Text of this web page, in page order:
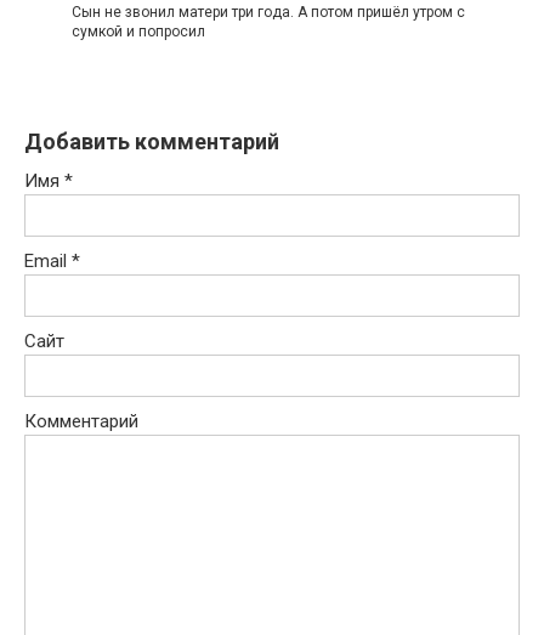
Сын не звонил матери три года. А потом пришёл утром с
сумкой и попросил
Добавить комментарий
Имя *
Email *
Сайт
Комментарий